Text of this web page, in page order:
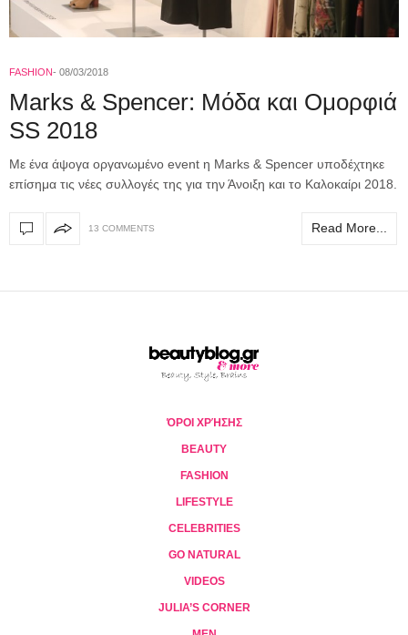
FASHION 08/03/2018
Marks & Spencer: Μόδα και Ομορφιά
SS 2018
Με ένα άψογα οργανωμένο event η Marks & Spencer υποδέχτηκε
επίσημα τις νέες συλλογές της για την Άνοιξη και το Καλοκαίρι 2018.
13 COMMENTS Read More...
ΌΡΟΙ ΧΡΉΣΗΣ
BEAUTY
FASHION
LIFESTYLE
CELEBRITIES
GO NATURAL
VIDEOS
JULIA’S CORNER